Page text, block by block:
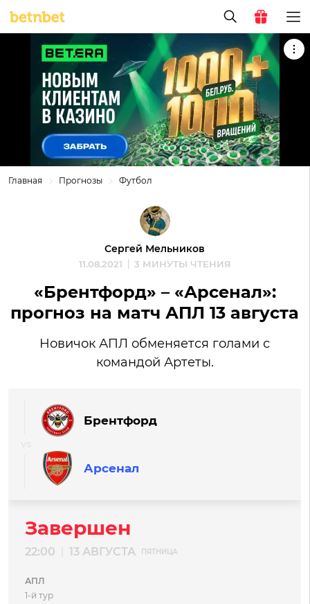
Главная Прогнозы Футбол
Сергей Мельников
11.08.2021 3 МИНУТЫ ЧТЕНИЯ
«Брентфорд» – «Арсенал»:
прогноз на матч АПЛ 13 августа
Новичок АПЛ обменяется голами с
командой Артеты.
Брентфорд
Арсенал
Завершен
22:00 13 АВГУСТА ПЯТНИЦА
АПЛ
1-й тур